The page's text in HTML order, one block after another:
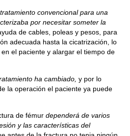
convencional para una
por necesitar someter la
de cables, poleas y pesos, para
adecuada hasta la cicatrización, lo
el paciente y alargar el tiempo de
ha cambiado, y por lo
la operación el paciente ya puede
de fémurdependerá de varios
y las características del